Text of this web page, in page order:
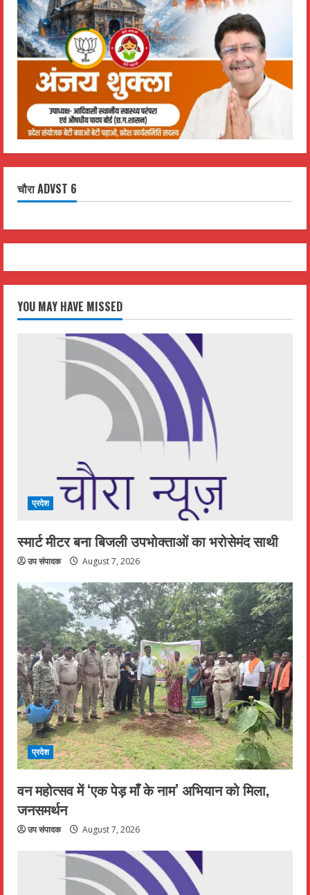
चौरा ADVST 6
YOU MAY HAVE MISSED
प्रदेश
स्मार्ट मीटर बना बिजली उपभोक्ताओं का भरोसेमंद साथी
उप संपादक August 7, 2026
प्रदेश
वन महोत्सव में ‘एक पेड़ माँ के नाम’ अभियान को मिला,
जनसमर्थन
उप संपादक August 7, 2026